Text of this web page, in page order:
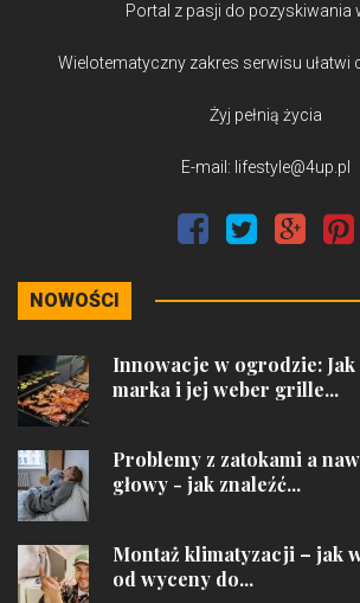
Portal z pasji do pozyskiwania
Wielotematyczny zakres serwisu ułatwi
Żyj pełnią życia
E-mail: lifestyle@4up.pl
NOWOŚCI
Innowacje w ogrodzie:
marka i jej weber grille...
Problemy z zatokami a
głowy - jak znaleźć...
Montaż klimatyzacji – jak
od wyceny do...